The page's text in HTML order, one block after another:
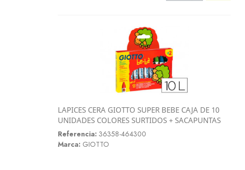
 Vista rápida
LAPICES CERA GIOTTO SUPER BEBE CAJA DE 10
UNIDADES COLORES SURTIDOS + SACAPUNTAS
Referencia: 36358-464300
Marca: GIOTTO